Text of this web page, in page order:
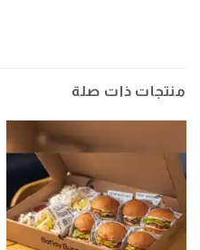
منتجات ذات صلة